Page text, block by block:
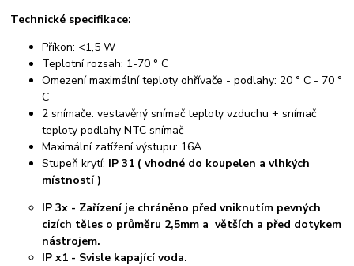
Technické specifikace:
Příkon: <1,5 W
Teplotní rozsah: 1-70 ° C
Omezení maximální teploty ohřívače - podlahy: 20 ° C - 70 °
C
2 snímače: vestavěný snímač teploty vzduchu + snímač
teploty podlahy NTC snímač
Maximální zatížení výstupu: 16A
Stupeň krytí: IP 31 ( vhodné do koupelen a vlhkých
místností )
IP 3x - Zařízení je chráněno před vniknutím pevných
cizích těles o průměru 2,5mm a větších a před dotykem
nástrojem.
IP x1 - Svisle kapající voda.